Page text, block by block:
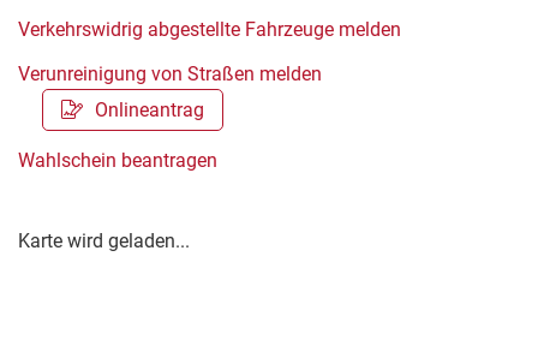
Verkehrswidrig abgestellte Fahrzeuge melden
Verunreinigung von Straßen melden
Onlineantrag
Wahlschein beantragen
Karte wird geladen...